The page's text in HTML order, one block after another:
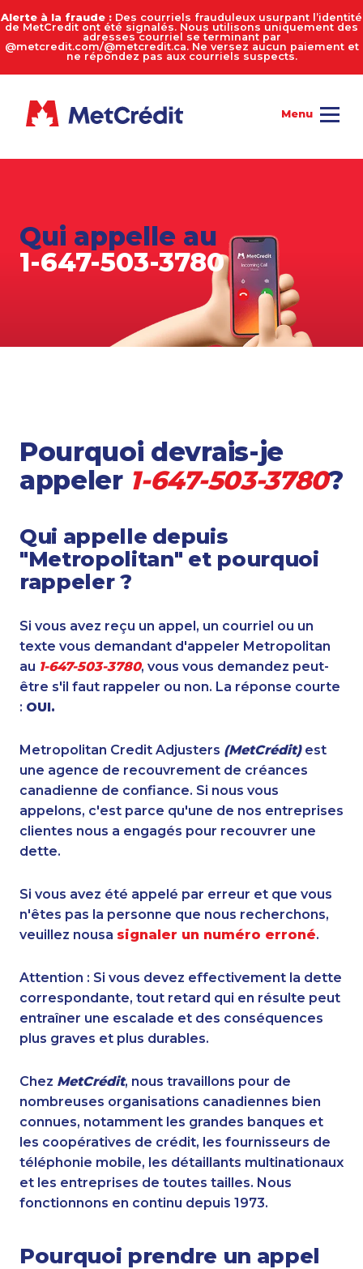
Alerte à la fraude : Des courriels frauduleux usurpant l’identité
de MetCredit ont été signalés. Nous utilisons uniquement des
adresses courriel se terminant par
@metcredit.com/@metcredit.ca. Ne versez aucun paiement et
ne répondez pas aux courriels suspects.
Qui appelle au
1-647-503-3780
Pourquoi devrais-je
appeler 1-647-503-3780?
Qui appelle depuis
"Metropolitan" et pourquoi
rappeler ?
Si vous avez reçu un appel, un courriel ou un
texte vous demandant d'appeler Metropolitan
au 1-647-503-3780, vous vous demandez peut-
être s'il faut rappeler ou non. La réponse courte
: OUI.
Metropolitan Credit Adjusters (MetCrédit)est
une agence de recouvrement de créances
canadienne de confiance. Si nous vous
appelons, c'est parce qu'une de nos entreprises
clientes nous a engagés pour recouvrer une
dette.
Si vous avez été appelé par erreur et que vous
n'êtes pas la personne que nous recherchons,
veuillez nousa signaler un numéro erroné.
Attention : Si vous devez effectivement la dette
correspondante, tout retard qui en résulte peut
entraîner une escalade et des conséquences
plus graves et plus durables.
Chez MetCrédit, nous travaillons pour de
nombreuses organisations canadiennes bien
connues, notamment les grandes banques et
les coopératives de crédit, les fournisseurs de
téléphonie mobile, les détaillants multinationaux
et les entreprises de toutes tailles. Nous
fonctionnons en continu depuis 1973.
Pourquoi prendre un appel